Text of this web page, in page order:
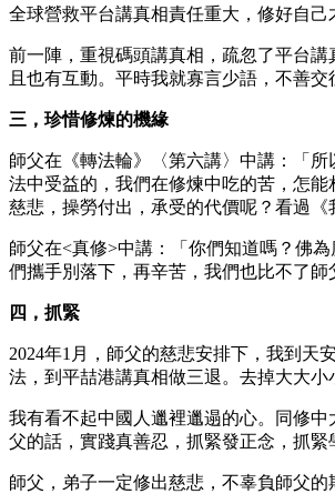
全球營救平台講真相責任重大，修好自
前一陣，重視碼頭講真相，疏忽了平台
且也有互動。平時我就寡言少語，不善
三，珍惜修煉的機緣
師父在《轉法輪》〈第六講〉中講：「
法中受益的，我們在修煉中吃的苦，怎
慈悲，操勞付出，承受的代價呢？看過《
師父在<真修>中講：「你們知道嗎？佛
們攜手別落下，再辛苦，我們也比不了
四，抓緊
2024年1月，師父的慈悲安排下，我到天
法，到平喆港講真相做三退。去掉大大小
我有看不起中國人邋裡邋遢的心。同修
父的話，實踐真善忍，抓緊發正念，抓緊
師父，弟子一定修出慈悲，不辜負師父